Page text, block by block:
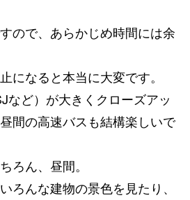
ので、あらかじめ時間には余
になると本当に大変です。
など）が大きくクローズアッ
間の高速バスも結構楽しいで
ろん、昼間。
ろんな建物の景色を見たり、